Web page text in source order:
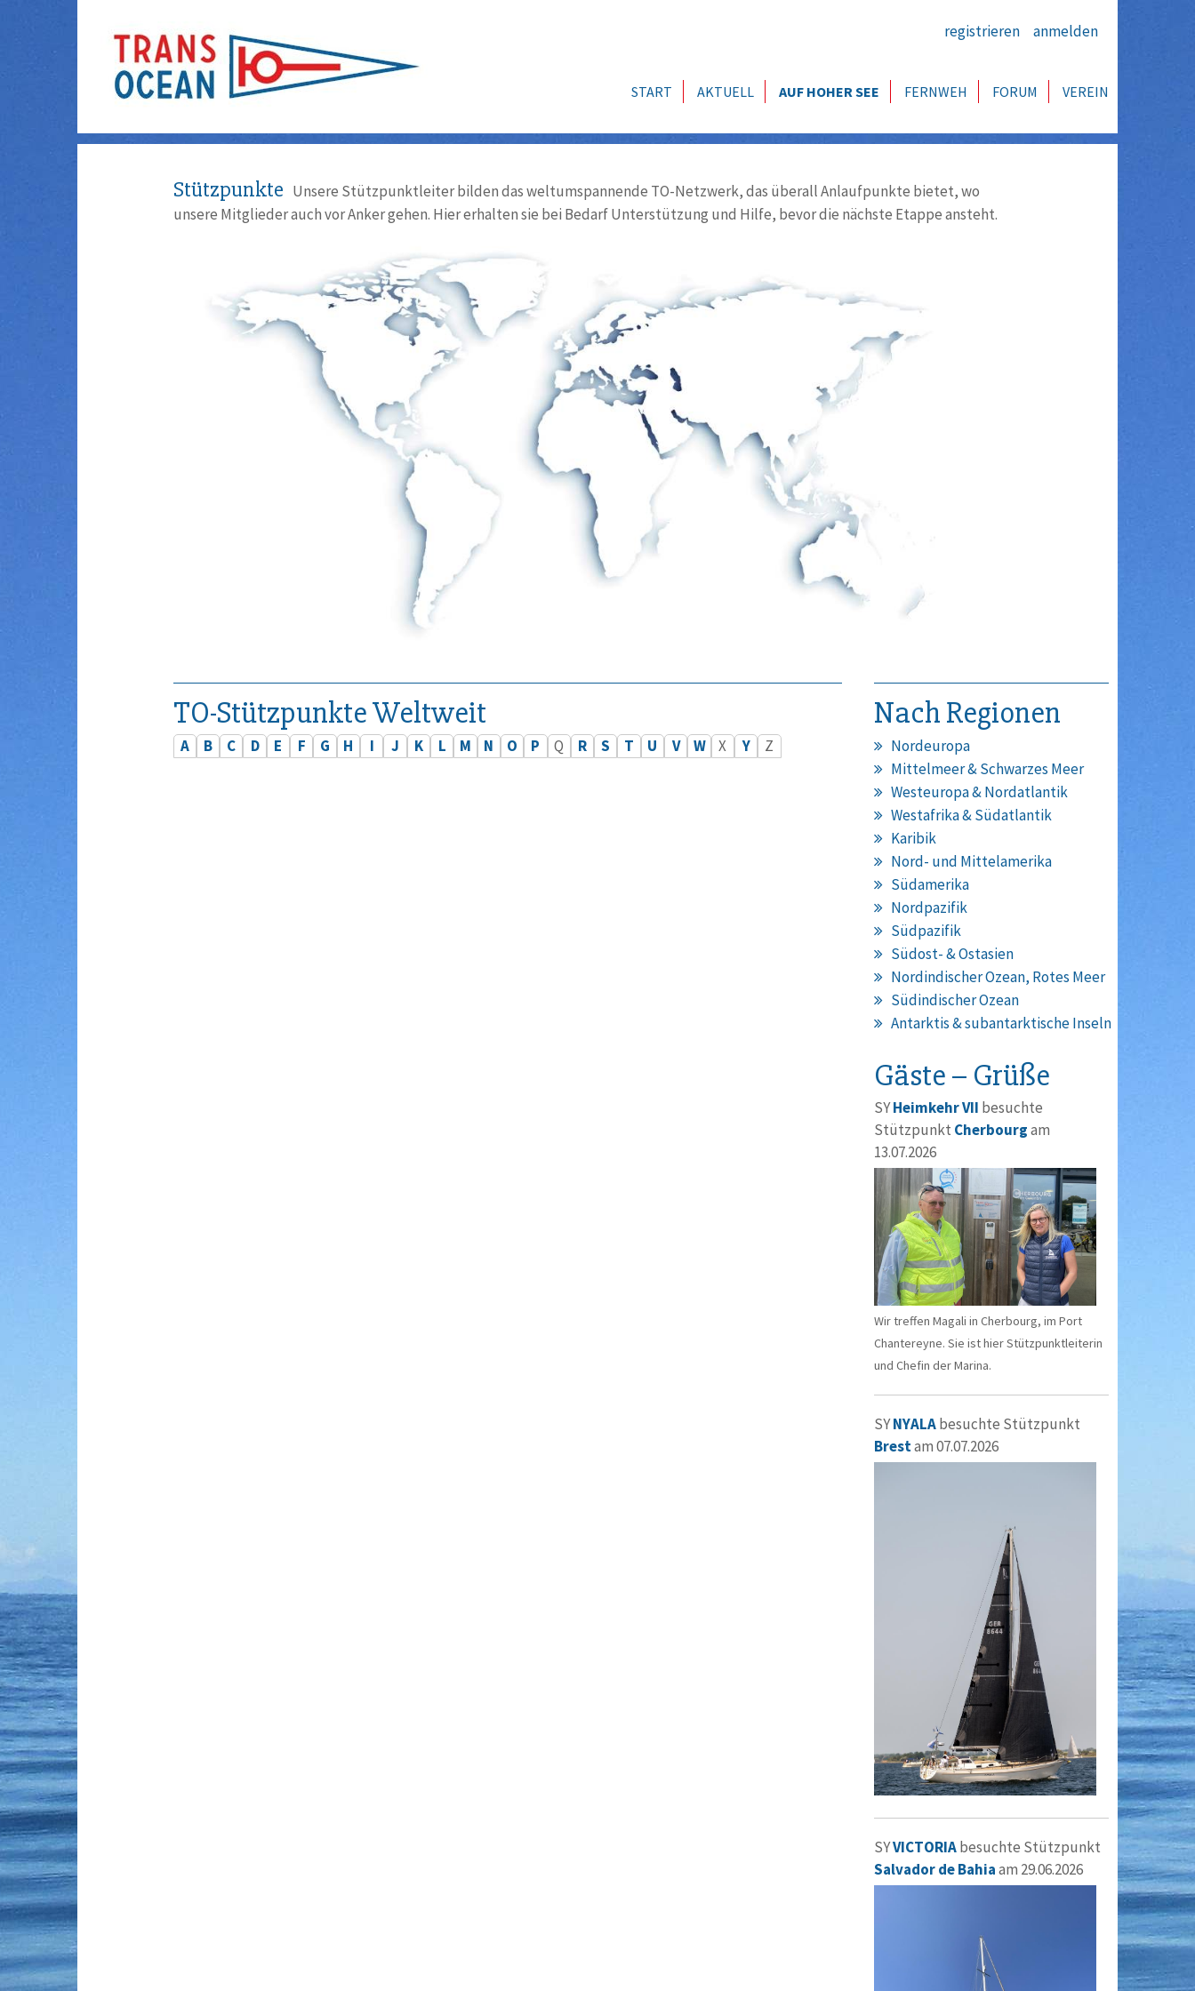
registrieren anmelden
START AKTUELL AUF HOHER SEE FERNWEH FORUM VEREIN
Stützpunkte Unsere Stützpunktleiter bilden das weltumspannende TO-Netzwerk, das überall Anlaufpunkte bietet, wo
unsere Mitglieder auch vor Anker gehen. Hier erhalten sie bei Bedarf Unterstützung und Hilfe, bevor die nächste Etappe ansteht.
TO-Stützpunkte Weltweit
A B C D E F G H I J K L M N O P Q R S T U V W X Y Z
Nach Regionen
Nordeuropa
Mittelmeer & Schwarzes Meer
Westeuropa & Nordatlantik
Westafrika & Südatlantik
Karibik
Nord- und Mittelamerika
Südamerika
Nordpazifik
Südpazifik
Südost- & Ostasien
Nordindischer Ozean, Rotes Meer
Südindischer Ozean
Antarktis & subantarktische Inseln
Gäste – Grüße
SYHeimkehr VII besuchte
Stützpunkt Cherbourgam
13.07.2026
Wir treffen Magali in Cherbourg, im Port
Chantereyne. Sie ist hier Stützpunktleiterin
und Chefin der Marina.
SYNYALAbesuchte Stützpunkt
Brestam 07.07.2026
SYVICTORIAbesuchte Stützpunkt
Salvador de Bahiaam 29.06.2026